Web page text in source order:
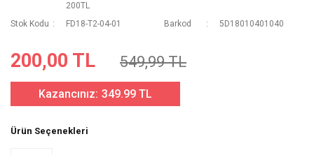
200TL
Stok Kodu FD18-T2-04-01 Barkod 5D18010401040
200,00 TL 549,99 TL
Kazancınız: 349.99 TL
Ürün Seçenekleri